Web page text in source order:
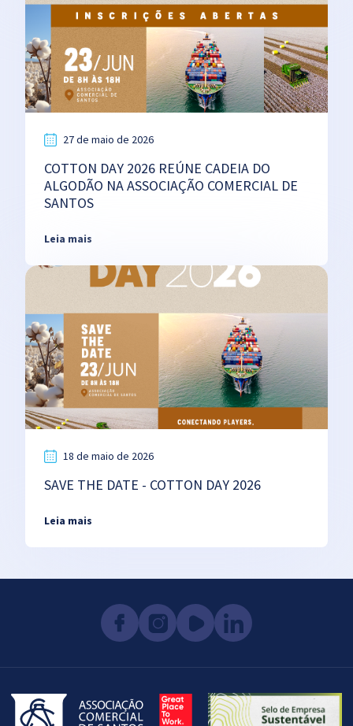
27 de maio de 2026
COTTON DAY 2026 REÚNE CADEIA DO
ALGODÃO NA ASSOCIAÇÃO COMERCIAL DE
SANTOS
Leia mais
18 de maio de 2026
SAVE THE DATE - COTTON DAY 2026
Leia mais